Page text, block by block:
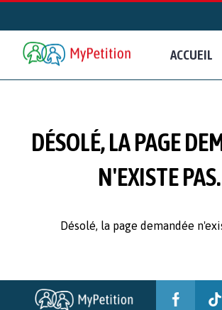
ACCUEIL
DÉSOLÉ, LA PAGE
N'EXISTE PAS.
Désolé, la page demandée